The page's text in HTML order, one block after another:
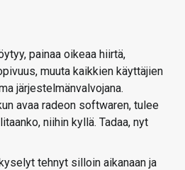
painaa oikeaa hiirtä,
muuta kaikkien käyttäjien
järjestelmänvalvojana.
avaa radeon softwaren, tulee
niihin kyllä. Tadaa, nyt
tehnyt silloin aikanaan ja